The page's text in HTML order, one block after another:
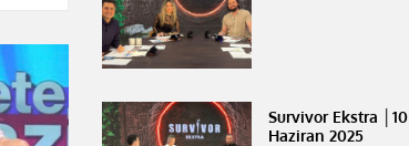
Survivor Ekstra │10
Haziran 2025